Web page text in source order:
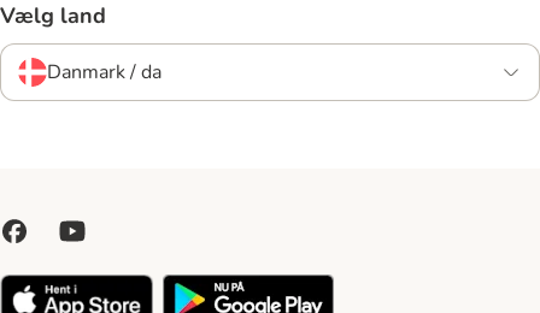
Vælg land
Danmark / da